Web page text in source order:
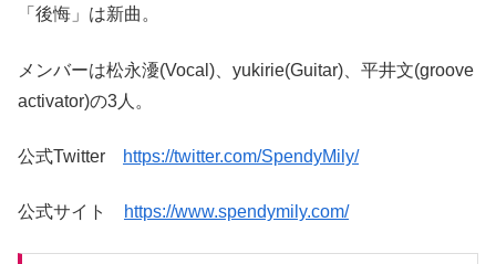
「後悔」は新曲。
メンバーは松永瀀(Vocal)、yukirie(Guitar)、平井文(groove
activator)の3人。
公式Twitter https://twitter.com/SpendyMily/
公式サイト https://www.spendymily.com/